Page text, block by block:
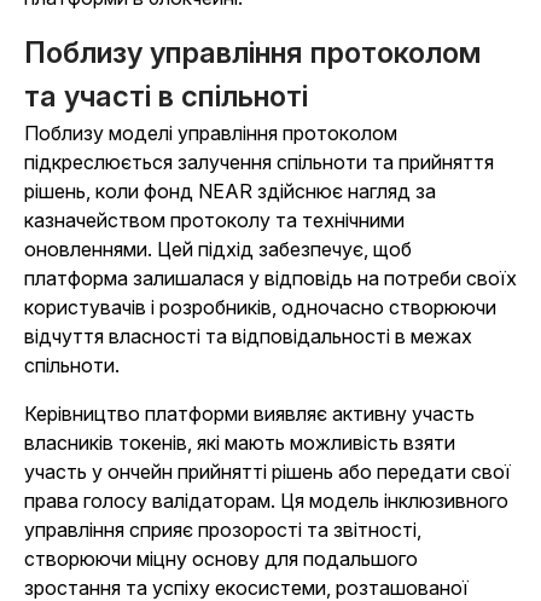
Поблизу управління протоколом
та участі в спільноті
Поблизу моделі управління протоколом
підкреслюється залучення спільноти та прийняття
рішень, коли фонд NEAR здійснює нагляд за
казначейством протоколу та технічними
оновленнями. Цей підхід забезпечує, щоб
платформа залишалася у відповідь на потреби своїх
користувачів і розробників, одночасно створюючи
відчуття власності та відповідальності в межах
спільноти.
Керівництво платформи виявляє активну участь
власників токенів, які мають можливість взяти
участь у ончейн прийнятті рішень або передати свої
права голосу валідаторам. Ця модель інклюзивного
управління сприяє прозорості та звітності,
створюючи міцну основу для подальшого
зростання та успіху екосистеми, розташованої